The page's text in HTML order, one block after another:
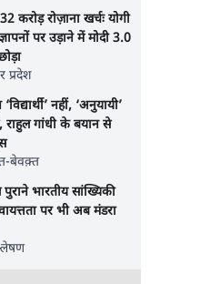
करोड़ रोज़ाना खर्चः योगी
पर उड़ाने में मोदी 3.0
प्रदेश
नहीं, ‘अनुयायी’
राहुल गांधी के बयान से
बेवक़्त
भारतीय सांख्यिकी
पर भी अब मंडरा